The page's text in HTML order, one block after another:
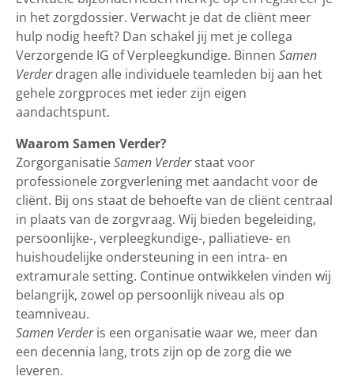
in het zorgdossier. Verwacht je dat de cliënt meer
hulp nodig heeft? Dan schakel jij met je collega
Verzorgende IG of Verpleegkundige. Binnen Samen
Verderdragen alle individuele teamleden bij aan het
gehele zorgproces met ieder zijn eigen
aandachtspunt.
Waarom Samen Verder?
ZorgorganisatieSamen Verderstaat voor
professionele zorgverlening met aandacht voor de
cliënt. Bij ons staat de behoefte van de cliënt centraal
in plaats van de zorgvraag. Wij bieden begeleiding,
persoonlijke-, verpleegkundige-, palliatieve- en
huishoudelijke ondersteuning in een intra- en
extramurale setting. Continue ontwikkelen vinden wij
belangrijk, zowel op persoonlijk niveau als op
teamniveau.
Samen Verderis een organisatie waar we, meer dan
een decennia lang, trots zijn op de zorg die we
leveren.